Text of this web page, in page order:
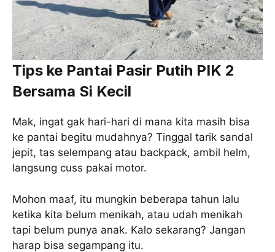
Tips ke Pantai Pasir Putih PIK 2
Bersama Si Kecil
Mak, ingat gak hari-hari di mana kita masih bisa
ke pantai begitu mudahnya? Tinggal tarik sandal
jepit, tas selempang atau backpack, ambil helm,
langsung cuss pakai motor.
Mohon maaf, itu mungkin beberapa tahun lalu
ketika kita belum menikah, atau udah menikah
tapi belum punya anak. Kalo sekarang? Jangan
harap bisa segampang itu.